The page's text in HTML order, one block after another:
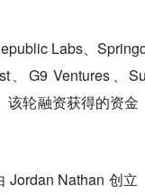
Labs、
、G9 Ventures、
该轮融资获得的资金
Jordan Nathan 创立